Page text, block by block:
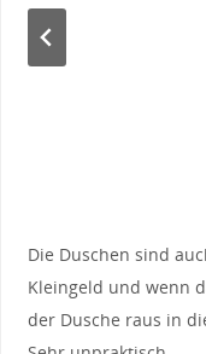
Die Duschen sind
Kleingeld und wenn
der Dusche raus in